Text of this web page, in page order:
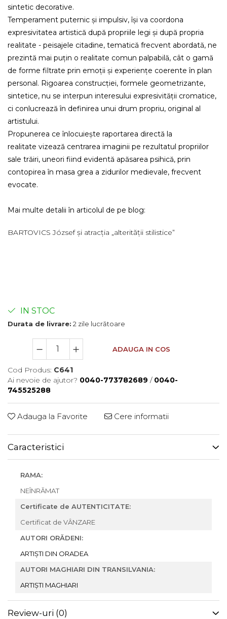
sintetic decorative.
Temperament puternic și impulsiv, își va coordona
expresivitatea artistică după propriile legi și după propria
realitate - peisajele citadine, tematică frecvent abordată, ne
prezintă mai puțin o realitate comun palpabilă, cât o gamă
de forme filtrate prin emoții și experiențe coerente în plan
personal. Rigoarea construcției, formele geometrizante,
sintetice, nu se interpun interesului expresivității cromatice,
ci conlucrează în definirea unui drum propriu, original al
artistului.
Propunerea ce înlocuiește raportarea directă la
realitate vizează centrarea imaginii pe rezultatul propriilor
sale trăiri, uneori fiind evidentă apăsarea psihică, prin
contopirea în masa grea a zidurilor medievale, frecvent
evocate.
Mai multe detalii în articolul de pe blog:
BARTOVICS József și atracția „alterității stilistice”
IN STOC
Durata de livrare: 2 zile lucrătoare
ADAUGA IN COS
Cod Produs: C641
Ai nevoie de ajutor? 0040-773782689 / 0040-
745525288
Adauga la Favorite Cere informatii
Caracteristici
RAMA:
NEÎNRĂMAT
Certificate de AUTENTICITATE:
Certificat de VÂNZARE
AUTORI ORĂDENI:
ARTIȘTI DIN ORADEA
AUTORI MAGHIARI DIN TRANSILVANIA:
ARTIȘTI MAGHIARI
Review-uri (0)